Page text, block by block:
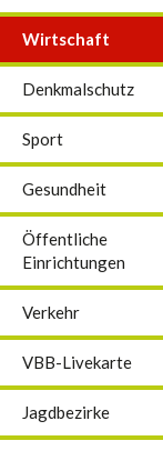
Wirtschaft
Denkmalschutz
Sport
Gesundheit
Öffentliche
Einrichtungen
Verkehr
VBB-Livekarte
Jagdbezirke